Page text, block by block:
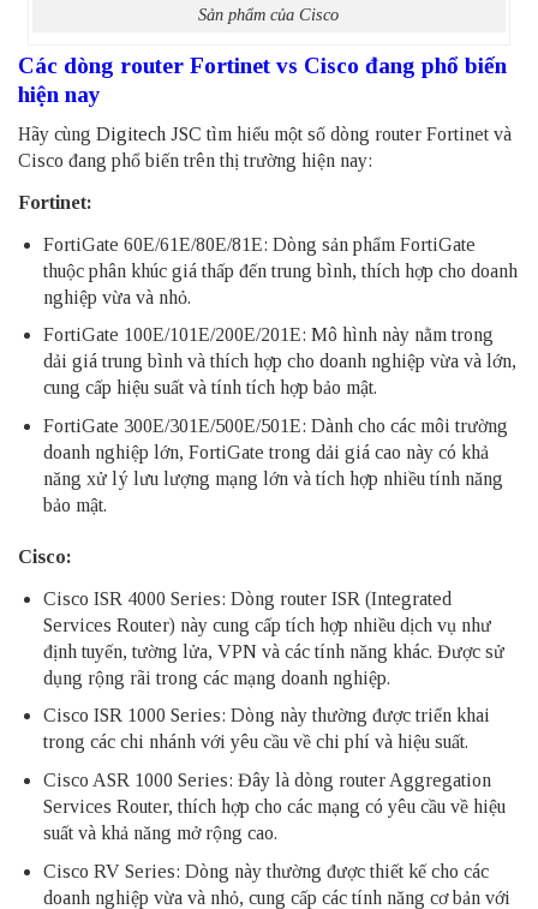
Sản phẩm của Cisco
Các dòng router Fortinet vs Cisco đang phổ biến
hiện nay
Hãy cùng Digitech JSC tìm hiểu một số dòng router Fortinet và
Cisco đang phổ biến trên thị trường hiện nay:
Fortinet:
FortiGate 60E/61E/80E/81E: Dòng sản phẩm FortiGate
thuộc phân khúc giá thấp đến trung bình, thích hợp cho doanh
nghiệp vừa và nhỏ.
FortiGate 100E/101E/200E/201E: Mô hình này nằm trong
dải giá trung bình và thích hợp cho doanh nghiệp vừa và lớn,
cung cấp hiệu suất và tính tích hợp bảo mật.
FortiGate 300E/301E/500E/501E: Dành cho các môi trường
doanh nghiệp lớn, FortiGate trong dải giá cao này có khả
năng xử lý lưu lượng mạng lớn và tích hợp nhiều tính năng
bảo mật.
Cisco:
Cisco ISR 4000 Series: Dòng router ISR (Integrated
Services Router) này cung cấp tích hợp nhiều dịch vụ như
định tuyến, tường lửa, VPN và các tính năng khác. Được sử
dụng rộng rãi trong các mạng doanh nghiệp.
Cisco ISR 1000 Series: Dòng này thường được triển khai
trong các chi nhánh với yêu cầu về chi phí và hiệu suất.
Cisco ASR 1000 Series: Đây là dòng router Aggregation
Services Router, thích hợp cho các mạng có yêu cầu về hiệu
suất và khả năng mở rộng cao.
Cisco RV Series: Dòng này thường được thiết kế cho các
doanh nghiệp vừa và nhỏ, cung cấp các tính năng cơ bản với